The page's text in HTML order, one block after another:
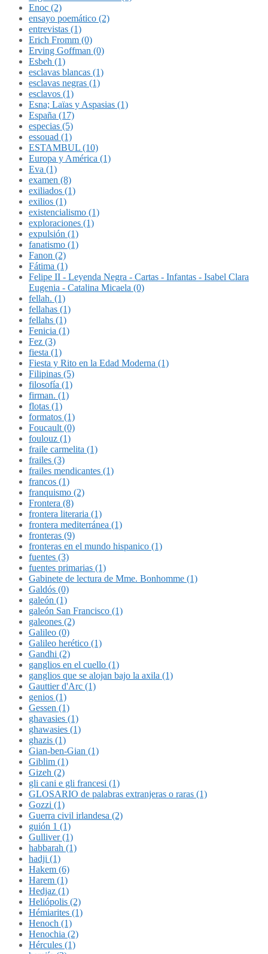
Enoc (2)
ensayo poemático (2)
entrevistas (1)
Erich Fromm (0)
Erving Goffman (0)
Esbeh (1)
esclavas blancas (1)
esclavas negras (1)
esclavos (1)
Esna; Laïas y Aspasias (1)
España (17)
especias (5)
essouad (1)
ESTAMBUL (10)
Europa y América (1)
Eva (1)
examen (8)
exiliados (1)
exilios (1)
existencialismo (1)
exploraciones (1)
expulsión (1)
fanatismo (1)
Fanon (2)
Fátima (1)
Felipe II - Leyenda Negra - Cartas - Infantas - Isabel Clara
Eugenia - Catalina Micaela (0)
fellah. (1)
fellahas (1)
fellahs (1)
Fenicia (1)
Fez (3)
fiesta (1)
Fiesta y Rito en la Edad Moderna (1)
Filipinas (5)
filosofía (1)
firman. (1)
flotas (1)
formatos (1)
Foucault (0)
foulouz (1)
fraile carmelita (1)
frailes (3)
frailes mendicantes (1)
francos (1)
franquismo (2)
Frontera (8)
frontera literaria (1)
frontera mediterránea (1)
fronteras (9)
fronteras en el mundo hispanico (1)
fuentes (3)
fuentes primarias (1)
Gabinete de lectura de Mme. Bonhomme (1)
Galdós (0)
galeón (1)
galeón San Francisco (1)
galeones (2)
Galileo (0)
Galileo herético (1)
Gandhi (2)
ganglios en el cuello (1)
ganglios que se alojan bajo la axila (1)
Gauttier d'Arc (1)
genios (1)
Gessen (1)
ghavasies (1)
ghawasies (1)
ghazis (1)
Gian-ben-Gian (1)
Giblim (1)
Gizeh (2)
gli cani e gli francesi (1)
GLOSARIO de palabras extranjeras o raras (1)
Gozzi (1)
Guerra civil irlandesa (2)
guión 1 (1)
Gulliver (1)
habbarah (1)
hadji (1)
Hakem (6)
Harem (1)
Hedjaz (1)
Heliópolis (2)
Hémiarites (1)
Henoch (1)
Henochia (2)
Hércules (1)